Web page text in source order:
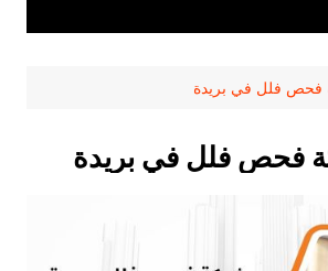
فلل في بريدة
فحص فلل في بريدة